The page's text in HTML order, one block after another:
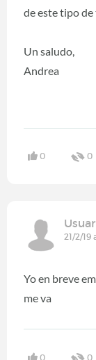
de este tipo
Un saludo,
Andrea
0 0
21/2/19
Yo en breve
me va
0 0